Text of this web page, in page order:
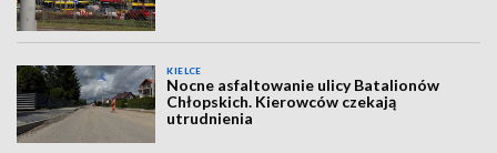
KIELCE
Nocne asfaltowanie ulicy Batalionów
Chłopskich. Kierowców czekają
utrudnienia